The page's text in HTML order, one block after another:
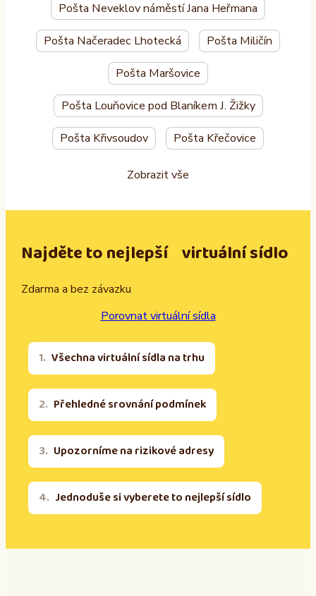
Pošta Neveklov náměstí Jana Heřmana
Pošta Načeradec Lhotecká Pošta Miličín
Pošta Maršovice
Pošta Louňovice pod Blaníkem J. Žižky
Pošta Křivsoudov Pošta Křečovice
Zobrazit vše
Najděte to nejlepší virtuální sídlo
Zdarma a bez závazku
Porovnat virtuální sídla
Všechna virtuální sídla na trhu
Přehledné srovnání podmínek
Upozorníme na rizikové adresy
Jednoduše si vyberete to nejlepší sídlo